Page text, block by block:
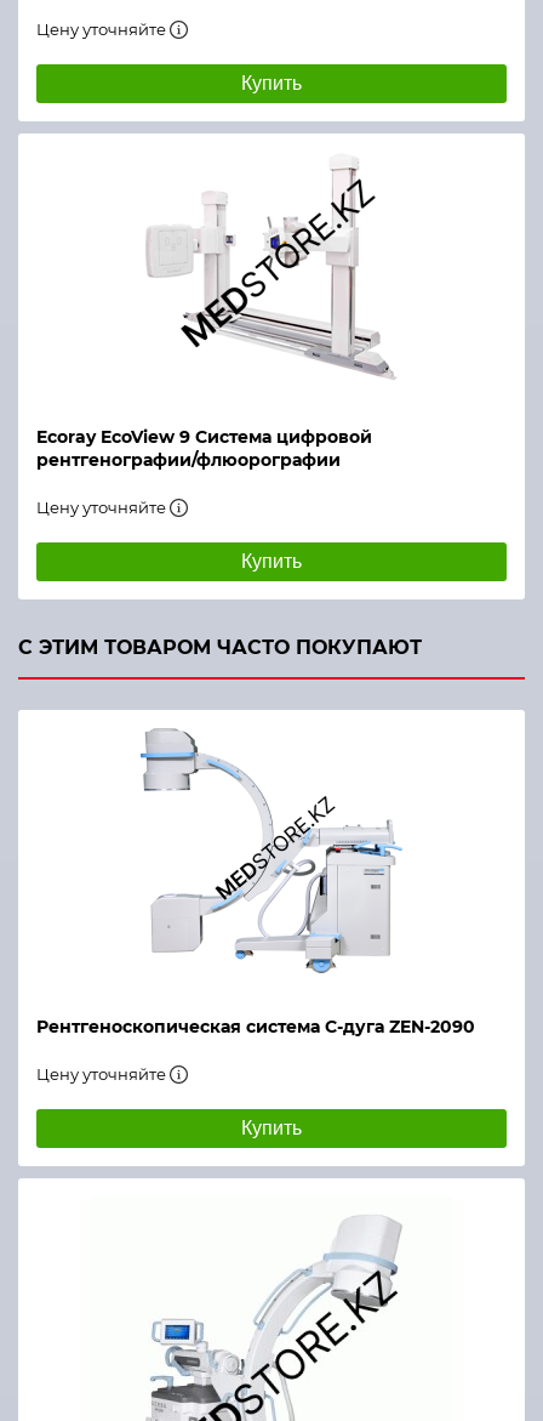
Цену уточняйте
Купить
Ecoray EcoView 9 Система цифровой
рентгенографии/флюорографии
Цену уточняйте
Купить
С ЭТИМ ТОВАРОМ ЧАСТО ПОКУПАЮТ
Рентгеноскопическая система С-дуга ZEN-2090
Цену уточняйте
Купить